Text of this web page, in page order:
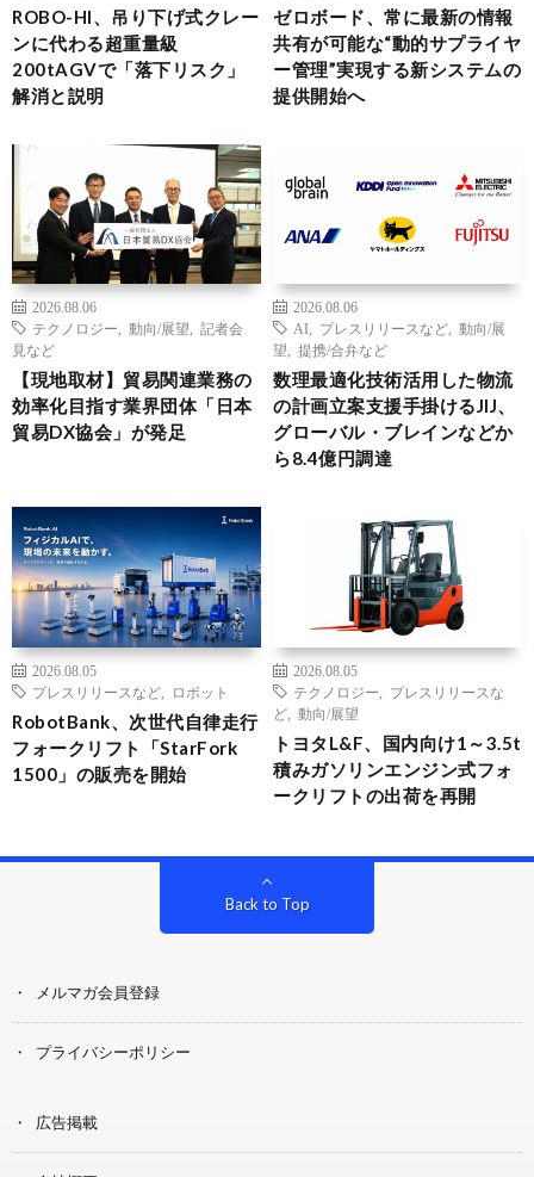
ROBO-HI、吊り下げ式クレー
ンに代わる超重量級
200tAGVで「落下リスク」
解消と説明
ゼロボード、常に最新の情報
共有が可能な“動的サプライヤ
ー管理”実現する新システムの
提供開始へ
2026.08.06
テクノロジー
動向/展望
記者会
見など
【現地取材】貿易関連業務の
効率化目指す業界団体「日本
貿易DX協会」が発足
2026.08.06
AI
プレスリリースなど
動向/展
望
提携/合弁など
数理最適化技術活用した物流
の計画立案支援手掛けるJIJ、
グローバル・ブレインなどか
ら8.4億円調達
2026.08.05
プレスリリースなど
ロボット
RobotBank、次世代自律走行
フォークリフト「StarFork
1500」の販売を開始
2026.08.05
テクノロジー
プレスリリースな
ど
動向/展望
トヨタL&F、国内向け1～3.5t
積みガソリンエンジン式フォ
ークリフトの出荷を再開
Back to Top
メルマガ会員登録
プライバシーポリシー
広告掲載